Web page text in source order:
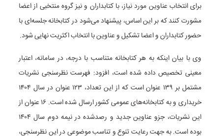
برای انتخاب عناوین مورد نیاز، با کتابداران و نیز گروه منتخبی از اعضا
مشورت کنند که بر این اساس، پیشنهاد می‌شود در کتابخانه جلسه‌ای با
حضور کتابداران و اعضا تشکیل و عناوین با انتخاب اکثریت نهایی شود.
وی با بیان اینکه به هر کتابخانه متناسب با درجه، در سامانه، اعتبار
معینی تخصیص داده‌ شده است، افزود: فهرست نظرسنجی نشریات
مشتمل بر ۱۳۹ عنوان است که از این تعداد، ۱۲۳ عنوان در سال ۱۴۰۴
خریداری و به کتابخانه‌های عمومی کشور ارسال شده‌ است. ۱۶ عنوان از
این نشریات، جزو عناوین جدید و رصدشده در نیمه دوم سال ۱۴۰۴
بوده است. به جهت رعایت تنوع و تناسب موضوعی در این نظرسنجی،